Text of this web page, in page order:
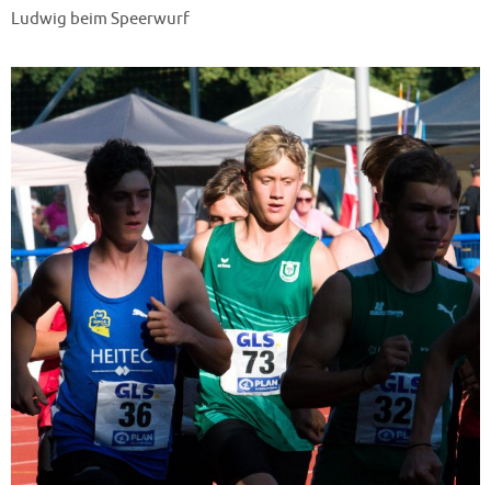
Ludwig beim Speerwurf